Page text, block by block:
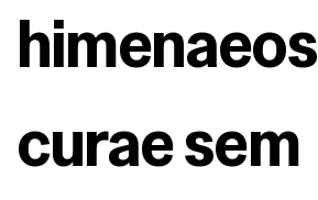
himenaeos
curae sem